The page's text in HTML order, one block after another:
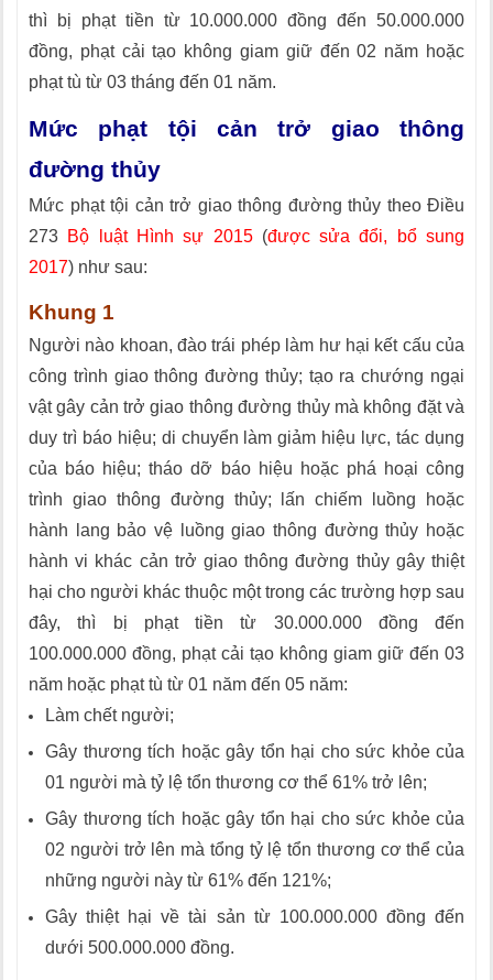
thì bị phạt tiền từ 10.000.000 đồng đến 50.000.000
đồng, phạt cải tạo không giam giữ đến 02 năm hoặc
phạt tù từ 03 tháng đến 01 năm.
Mức phạt tội cản trở giao thông
đường thủy
Mức phạt tội cản trở giao thông đường thủy theo Điều
273 Bộ luật Hình sự 2015(được sửa đổi, bổ sung
2017) như sau:
Khung 1
Người nào khoan, đào trái phép làm hư hại kết cấu của
công trình giao thông đường thủy; tạo ra chướng ngại
vật gây cản trở giao thông đường thủy mà không đặt và
duy trì báo hiệu; di chuyển làm giảm hiệu lực, tác dụng
của báo hiệu; tháo dỡ báo hiệu hoặc phá hoại công
trình giao thông đường thủy; lấn chiếm luồng hoặc
hành lang bảo vệ luồng giao thông đường thủy hoặc
hành vi khác cản trở giao thông đường thủy gây thiệt
hại cho người khác thuộc một trong các trường hợp sau
đây, thì bị phạt tiền từ 30.000.000 đồng đến
100.000.000 đồng, phạt cải tạo không giam giữ đến 03
năm hoặc phạt tù từ 01 năm đến 05 năm:
Làm chết người;
Gây thương tích hoặc gây tổn hại cho sức khỏe của
01 người mà tỷ lệ tổn thương cơ thể 61% trở lên;
Gây thương tích hoặc gây tổn hại cho sức khỏe của
02 người trở lên mà tổng tỷ lệ tổn thương cơ thể của
những người này từ 61% đến 121%;
Gây thiệt hại về tài sản từ 100.000.000 đồng đến
dưới 500.000.000 đồng.